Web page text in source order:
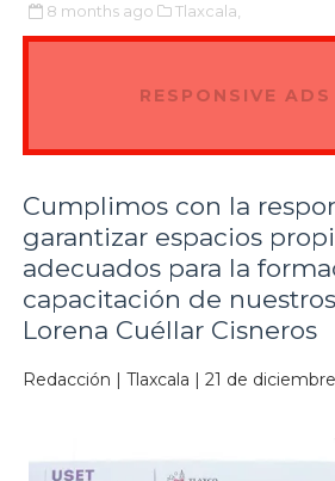
8 months ago Tlaxcala,
RESPONSIVE ADS
Cumplimos con la
garantizar espacios
adecuados para la
capacitación de
Lorena Cuéllar Cisneros
Redacción | Tlaxcala | 21 de